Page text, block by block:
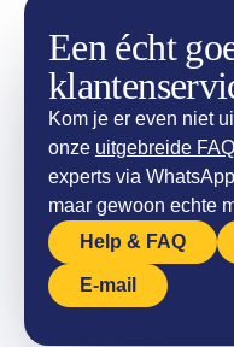
Een écht
Kom je er even niet
onze uitgebreide FAQ
experts via
maar gewoon echte
Help & FAQ
E-mail